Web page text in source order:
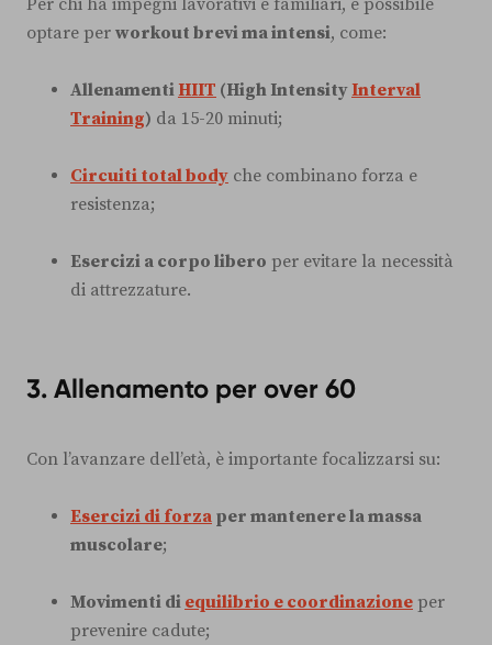
Per chi ha impegni lavorativi e familiari, è possibile
optare per workout brevi ma intensi, come:
AllenamentiHIIT (High IntensityInterval
Training) da 15-20 minuti;
Circuiti total body che combinano forza e
resistenza;
Esercizi a corpo libero per evitare la necessità
di attrezzature.
3. Allenamento per over 60
Con l’avanzare dell’età, è importante focalizzarsi su:
Esercizi di forza per mantenere la massa
muscolare;
Movimenti di equilibrio e coordinazione per
prevenire cadute;